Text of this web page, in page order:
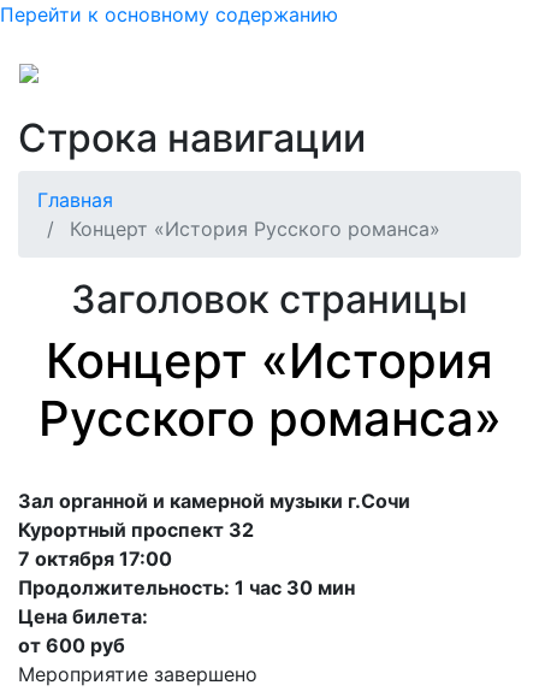
Перейти к основному содержанию
Строка навигации
Главная
Концерт «История Русского романса»
Заголовок страницы
Концерт «История
Русского романса»
Зал органной и камерной музыки г.Сочи
Курортный проспект 32
7 октября 17:00
Продолжительность: 1 час 30 мин
Цена билета:
от 600 руб
Мероприятие завершено